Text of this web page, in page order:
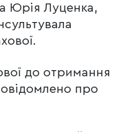
Юрія Луценка,
до отримання
про